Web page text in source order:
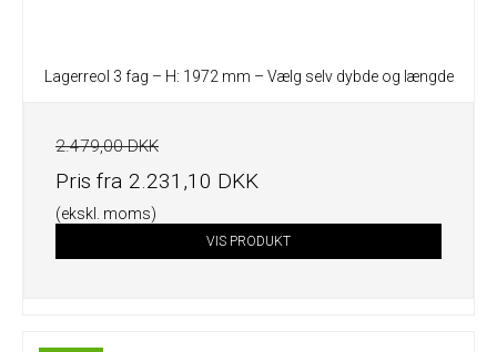
Lagerreol 3 fag – H: 1972 mm – Vælg selv dybde og længde
2.479,00 DKK
Pris fra 2.231,10 DKK
(ekskl. moms)
VIS PRODUKT